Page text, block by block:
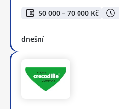
50 000 – 70 000 Kč
dnešní